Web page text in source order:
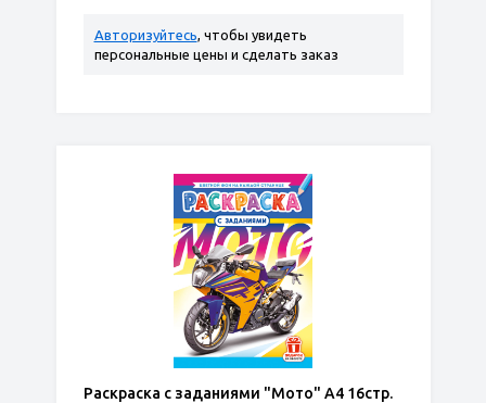
Авторизуйтесь, чтобы увидеть
персональные цены и сделать заказ
Раскраска с заданиями "Мото" А4 16стр.